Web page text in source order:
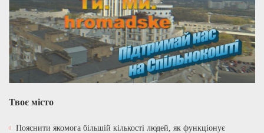
Твоє місто
Пояснити якомога більшій кількості людей, як функціонує